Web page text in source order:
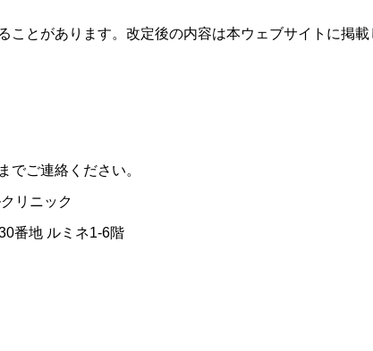
ことがあります。改定後の内容は本ウェブサイトに掲
でご連絡ください。
リニック
番地 ルミネ1-6階